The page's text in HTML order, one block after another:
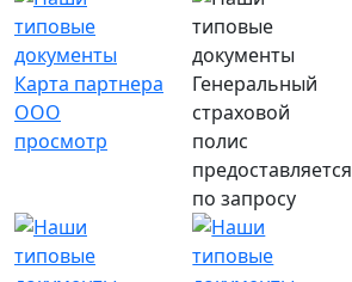
Карта партнера
ООО
просмотр
Генеральный
страховой
полис
предоставляется
по запросу